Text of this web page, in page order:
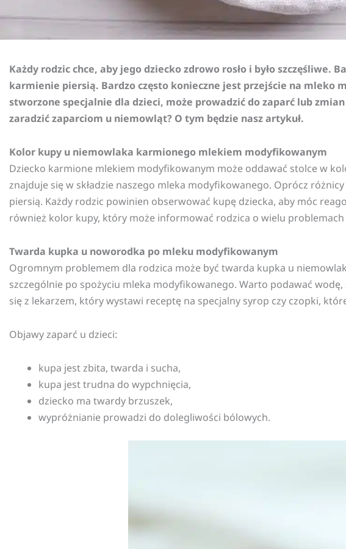
Każdy rodzic chce, aby jego dziecko zdrowo rosło i było
karmienie piersią. Bardzo często konieczne jest przejście na mleko
stworzone specjalnie dla dzieci, może prowadzić do zaparć lub
zaradzić zaparciom u niemowląt? O tym będzie nasz artykuł.
Kolor kupy u niemowlaka karmionego mlekiem modyfikowanym
Dziecko karmione mlekiem modyfikowanym może oddawać stolce w
znajduje się w składzie naszego mleka modyfikowanego. Oprócz
piersią. Każdy rodzic powinien obserwować kupę dziecka, aby móc
również kolor kupy, który może informować rodzica o wielu
Twarda kupka u noworodka po mleku modyfikowanym
Ogromnym problemem dla rodzica może być twarda kupka u
szczególnie po spożyciu mleka modyfikowanego. Warto podawać
się z lekarzem, który wystawi receptę na specjalny syrop czy czopki,
Objawy zaparć u dzieci:
kupa jest zbita, twarda i sucha,
kupa jest trudna do wypchnięcia,
dziecko ma twardy brzuszek,
wypróżnianie prowadzi do dolegliwości bólowych.